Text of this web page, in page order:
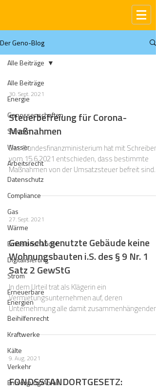
Der Geno-Blog
Alle Beiträge
Energie
Genossenschaften
Steuern
Wasser
Arbeitsrecht
Datenschutz
Compliance
Gas
Wärme
Emissionshandel
Digitalisierung
Strom
Erneuerbare
Energien
Beihilfenrecht
Kraftwerke
Kälte
Verkehr
Entsorgung/Abfall
Alle Beiträge
30. Sept. 2021
Steuerbefreiung für Corona-
Maßnahmen
Das Bundesfinanzministerium hat mit Schreiben
vom 15.6.2021 entschieden, dass bestimmte
Maßnahmen von der Umsatzsteuer befreit sind.
27. Sept. 2021
Gemischt genutzte Gebäude keine
Wohnungsbauten i.S. des § 9 Nr. 1
Satz 2 GewStG
In dem Urteil trat als Klägerin ein
Vermietungsunternehmen auf, deren
Unternehmung alle damit zusammenhängenden
Tätigkeiten Gegenstand ist.
9. Aug. 2021
FONDSSTANDORTGESETZ: